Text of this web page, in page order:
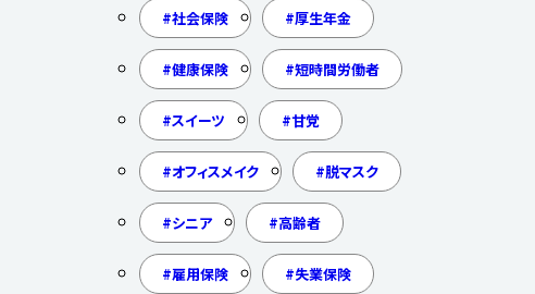
社会保険 厚生年金
健康保険 短時間労働者
スイーツ 甘党
オフィスメイク 脱マスク
シニア 高齢者
雇用保険 失業保険